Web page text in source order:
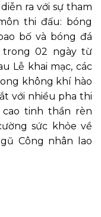
ra với sự tham
thi đấu: bóng
bố và bóng đá
trong 02 ngày từ
Lễ khai mạc, các
không khí hào
với nhiều pha thi
tinh thần rèn
sức khỏe về
Công nhân lao